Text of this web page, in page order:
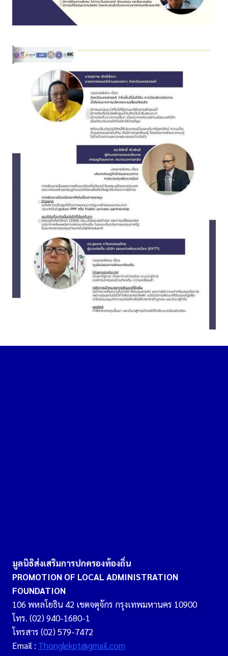
มูลนิธิส่งเสริมการปกครองท้องถิ่น
PROMOTION OF LOCAL ADMINISTRATION
FOUNDATION
106 พหลโยธิน 42 เขตจตุจักร กรุงเทพมหานคร 10900
โทร. (02) 940-1680-1
โทรสาร (02) 579-7472
Email : Thonglekpt@gmail.com